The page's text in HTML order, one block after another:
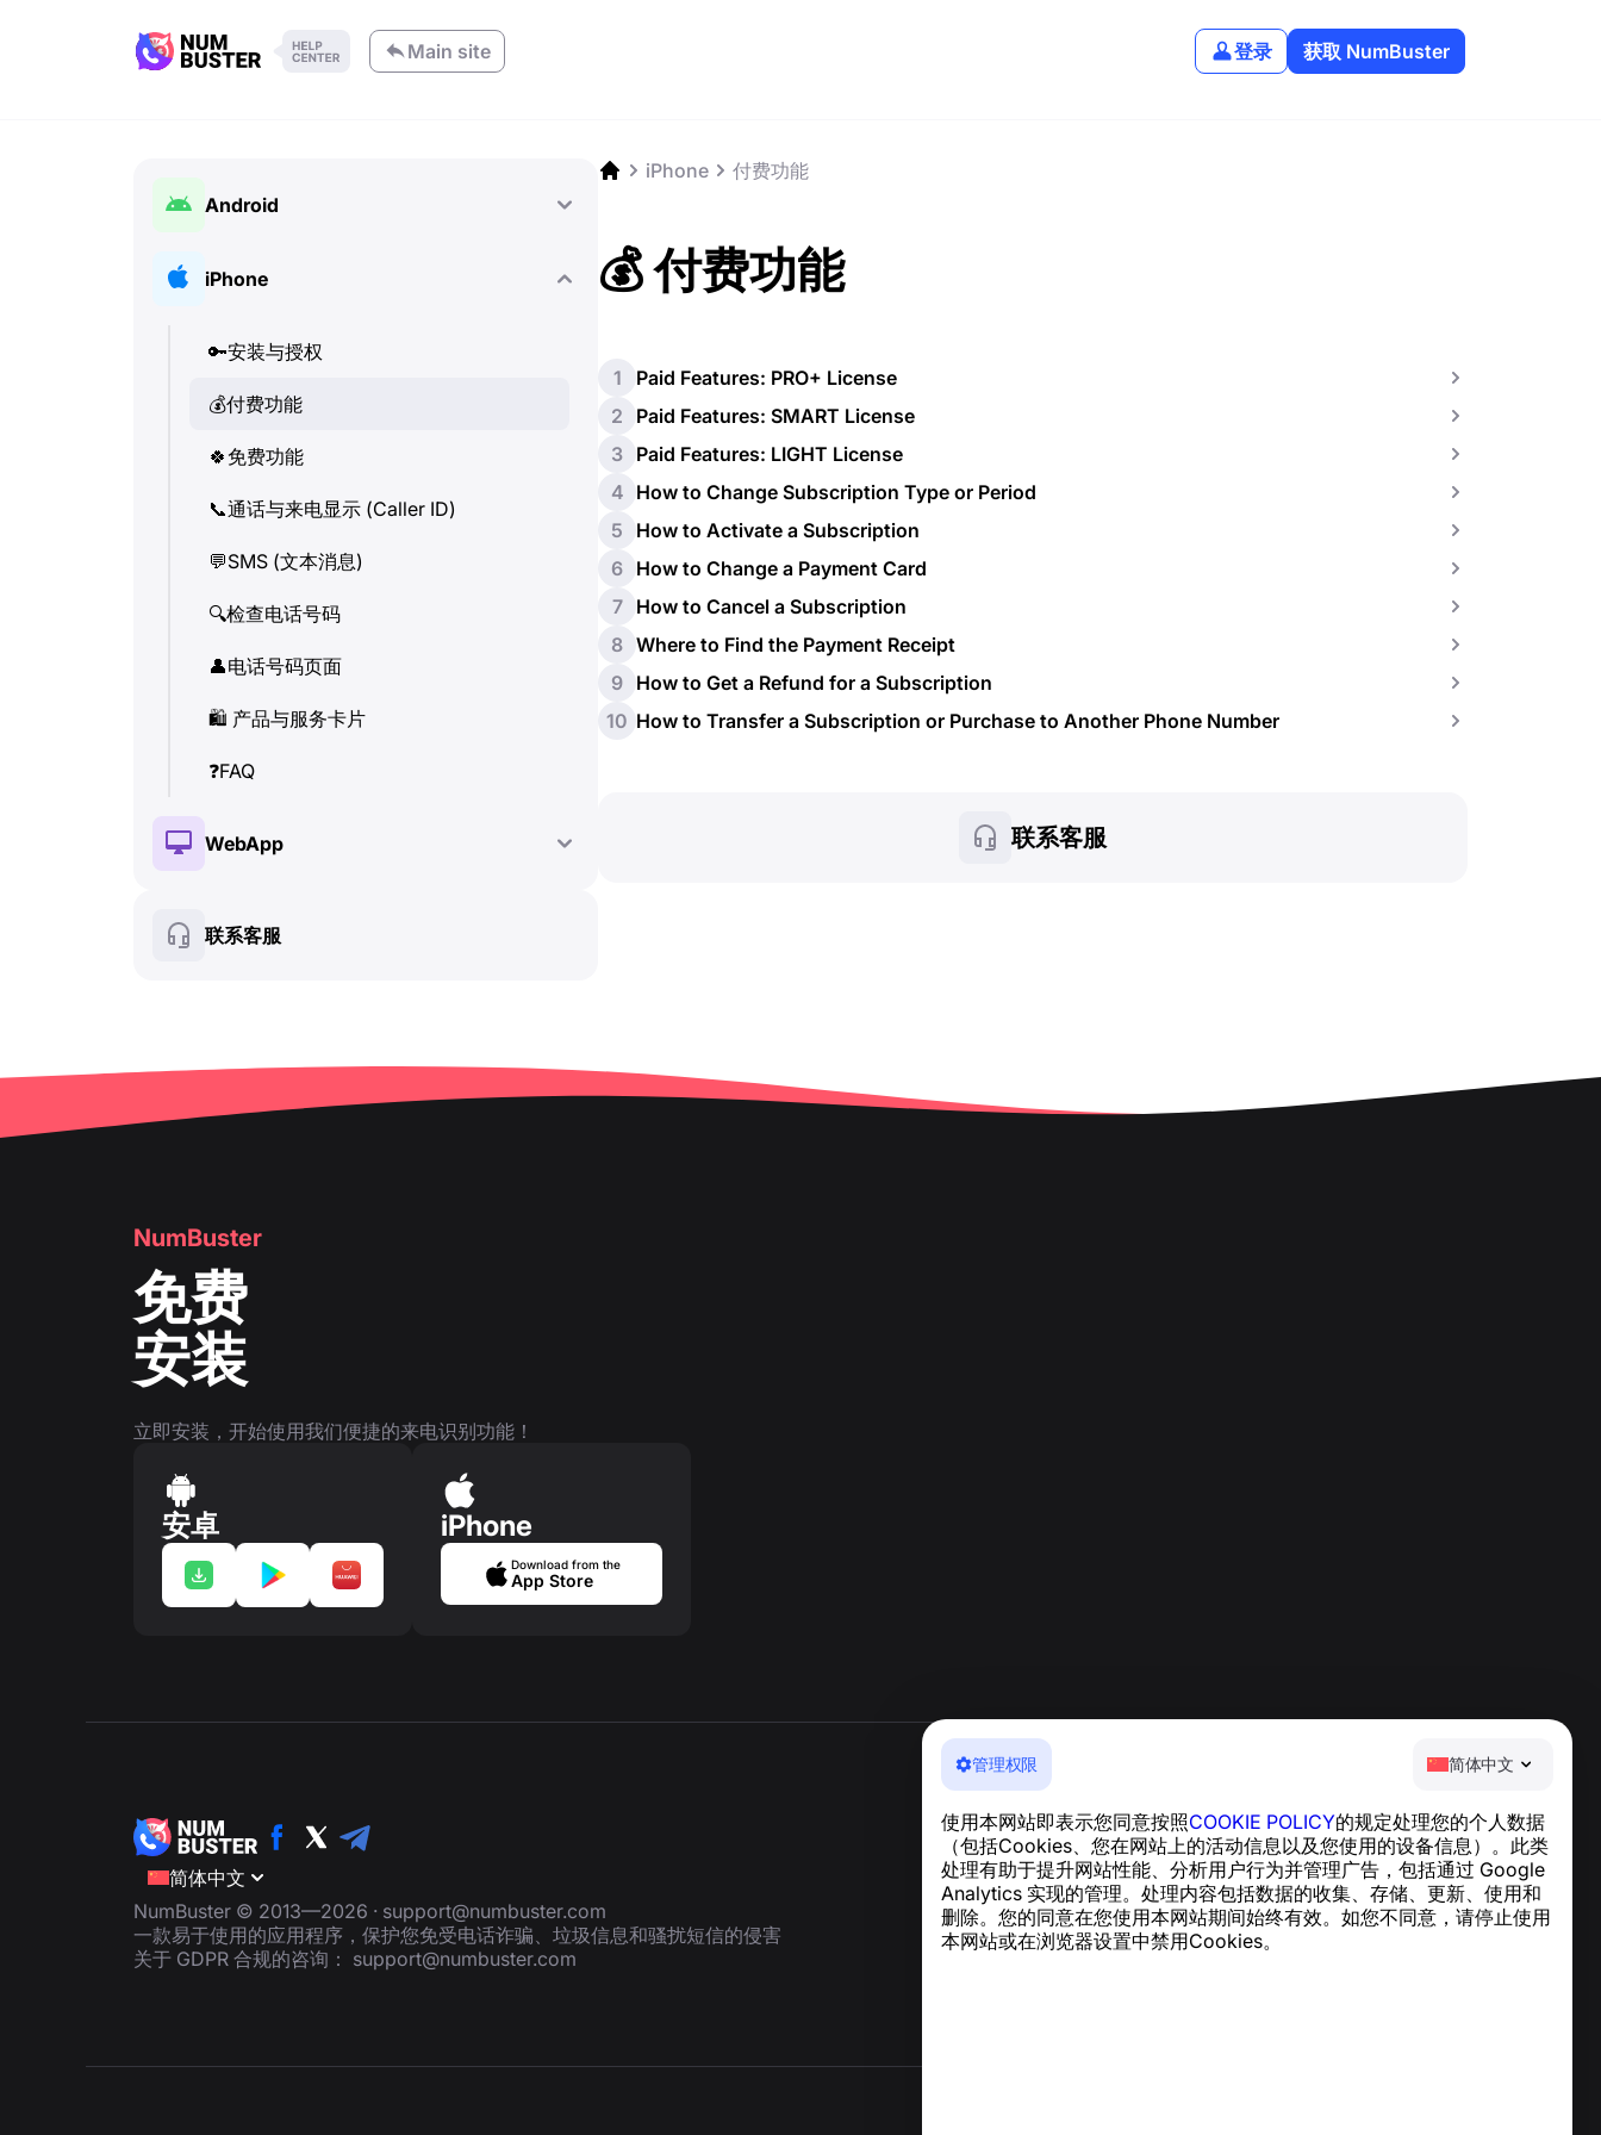
Main site 登录 获取 NumBuster
管理权限 简体中文
使用本网站即表示您同意按照COOKIE POLICY的规定处理您的个人数据
（包括Cookies、您在网站上的活动信息以及您使用的设备信息）。此类
处理有助于提升网站性能、分析用户行为并管理广告，包括通过 Google
Analytics 实现的管理。处理内容包括数据的收集、存储、更新、使用和
删除。您的同意在您使用本网站期间始终有效。如您不同意，请停止使用
本网站或在浏览器设置中禁用Cookies。
Android
🔑
iPhone
🔑安装与授权
💰付费功能
🍀 免费功能
📞通话与来电显示 (Caller ID)
💬SMS (文本消息)
🔍检查电话号码
👤电话号码页面
🛍 ️ 产品与服务卡片
❓FAQ
WebApp
🔍检查电话号码
👤电话号码页面
联系客服
iPhone 付费功能
💰 付费功能
1
Paid Features: PRO+ License
2
Paid Features: SMART License
3 Paid Features: LIGHT License
4 How to Change Subscription Type or Period
5
How to Activate a Subscription
6 How to Change a Payment Card
7
How to Cancel a Subscription
8 Where to Find the Payment Receipt
9 How to Get a Refund for a Subscription
10 How to Transfer a Subscription or Purchase to Another Phone Number
联系客服
NumBuster
免费
安装
立即安装，开始使用我们便捷的来电识别功能！
安卓 iPhone
Download from the
App Store
简体中文
NumBuster © 2013—2026 · support@numbuster.com
一款易于使用的应用程序，保护您免受电话诈骗、垃圾信息和骚扰短信的侵害
关于 GDPR 合规的咨询： support@numbuster.com
帮助中心
新闻与文章
关于项目
联系方式